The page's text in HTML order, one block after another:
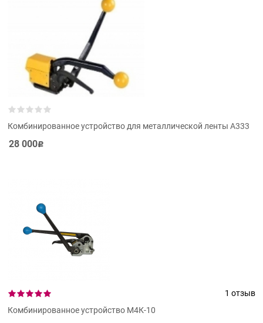
Комбинированное устройство для металлической ленты А333
28 000Р
1 отзыв
Комбинированное устройство М4К-10